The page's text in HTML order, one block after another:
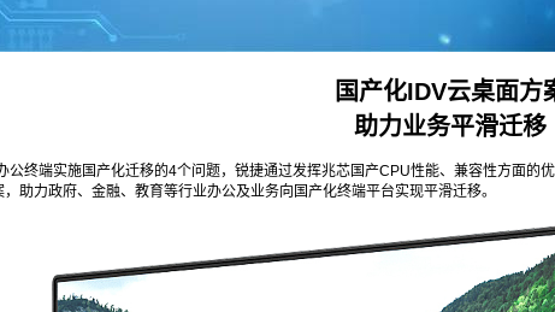
国产化IDV云桌面方
助力业务平滑迁移
公终端实施国产化迁移的4个问题，锐捷通过发挥兆芯国产CPU性能、兼容性方面的
，助力政府、金融、教育等行业办公及业务向国产化终端平台实现平滑迁移。